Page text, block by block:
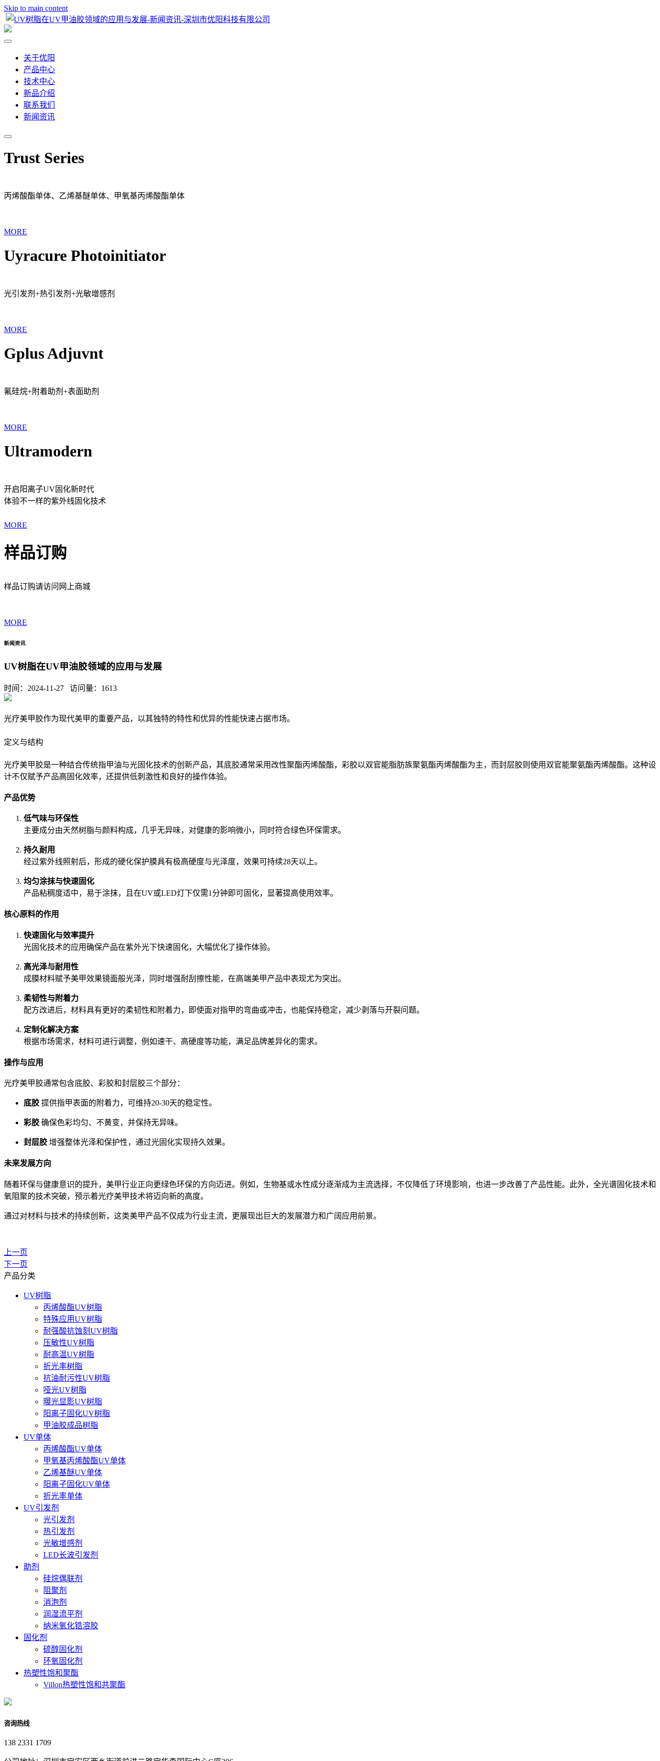
Skip to main content
关于优阳
产品中心
技术中心
新品介绍
联系我们
新闻资讯
Trust Series
丙烯酸酯单体、乙烯基醚单体、甲氧基丙烯酸酯单体
MORE
Uyracure Photoinitiator
光引发剂+热引发剂+光敏增感剂
MORE
Gplus Adjuvnt
氟硅烷+附着助剂+表面助剂
MORE
Ultramodern
开启阳离子UV固化新时代
体验不一样的紫外线固化技术
MORE
样品订购
样品订购请访问网上商城
MORE
新闻资讯
UV树脂在UV甲油胶领域的应用与发展
时间：2024-11-27 访问量： 1613
光疗美甲胶作为现代美甲的重要产品，以其独特的特性和优异的性能快速占据市场。
定义与结构
光疗美甲胶是一种结合传统指甲油与光固化技术的创新产品，其底胶通常采用改性聚酯丙烯酸酯，彩胶以双官能脂肪族聚氨酯丙烯酸酯为主，而封层胶则使用双官能聚氨酯丙烯酸酯。这种设
计不仅赋予产品高固化效率，还提供低刺激性和良好的操作体验。
产品优势
低气味与环保性
主要成分由天然树脂与颜料构成，几乎无异味，对健康的影响微小，同时符合绿色环保需求。
持久耐用
经过紫外线照射后，形成的硬化保护膜具有极高硬度与光泽度，效果可持续28天以上。
均匀涂抹与快速固化
产品粘稠度适中，易于涂抹，且在UV或LED灯下仅需1分钟即可固化，显著提高使用效率。
核心原料的作用
快速固化与效率提升
光固化技术的应用确保产品在紫外光下快速固化，大幅优化了操作体验。
高光泽与耐用性
成膜材料赋予美甲效果镜面般光泽，同时增强耐刮擦性能，在高端美甲产品中表现尤为突出。
柔韧性与附着力
配方改进后，材料具有更好的柔韧性和附着力，即使面对指甲的弯曲或冲击，也能保持稳定，减少剥落与开裂问题。
定制化解决方案
根据市场需求，材料可进行调整，例如速干、高硬度等功能，满足品牌差异化的需求。
操作与应用
光疗美甲胶通常包含底胶、彩胶和封层胶三个部分：
底胶 提供指甲表面的附着力，可维持20-30天的稳定性。
彩胶 确保色彩均匀、不黄变，并保持无异味。
封层胶 增强整体光泽和保护性，通过光固化实现持久效果。
未来发展方向
随着环保与健康意识的提升，美甲行业正向更绿色环保的方向迈进。例如，生物基或水性成分逐渐成为主流选择，不仅降低了环境影响，也进一步改善了产品性能。此外，全光谱固化技术和
氧阻聚的技术突破，预示着光疗美甲技术将迈向新的高度。
通过对材料与技术的持续创新，这类美甲产品不仅成为行业主流，更展现出巨大的发展潜力和广阔应用前景。
上一页
下一页
产品分类
UV树脂
丙烯酸酯UV树脂
特殊应用UV树脂
耐强酸抗蚀刻UV树脂
压敏性UV树脂
耐高温UV树脂
折光率树脂
抗油耐污性UV树脂
哑光UV树脂
曝光显影UV树脂
阳离子固化UV树脂
甲油胶成品树脂
UV单体
丙烯酸酯UV单体
甲氧基丙烯酸酯UV单体
乙烯基醚UV单体
阳离子固化UV单体
折光率单体
UV引发剂
光引发剂
热引发剂
光敏增感剂
LED长波引发剂
助剂
硅烷偶联剂
阻聚剂
消泡剂
润湿流平剂
纳米氧化锆溶胶
固化剂
硫醇固化剂
环氧固化剂
热塑性饱和聚酯
Villon热塑性饱和共聚酯
咨询热线
138 2331 1709